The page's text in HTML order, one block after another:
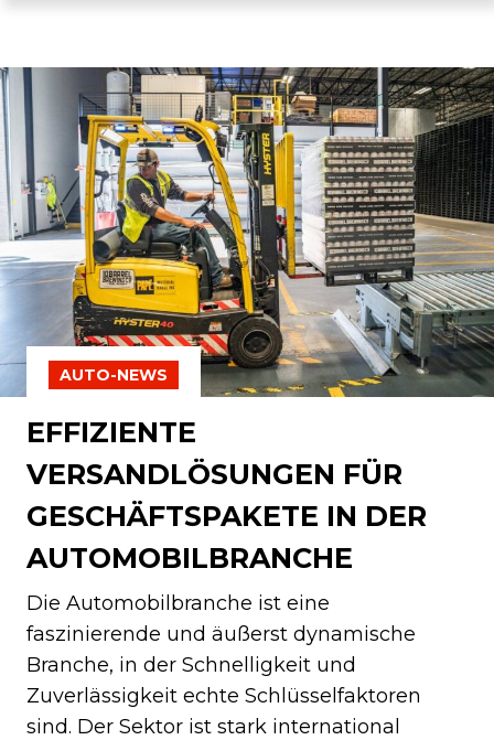
AUTO-NEWS
EFFIZIENTE
VERSANDLÖSUNGEN FÜR
GESCHÄFTSPAKETE IN DER
AUTOMOBILBRANCHE
Die Automobilbranche ist eine
faszinierende und äußerst dynamische
Branche, in der Schnelligkeit und
Zuverlässigkeit echte Schlüsselfaktoren
sind. Der Sektor ist stark international